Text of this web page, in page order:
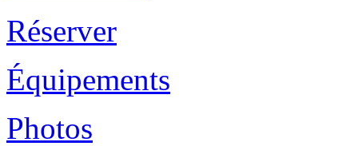
Réserver
Équipements
Photos